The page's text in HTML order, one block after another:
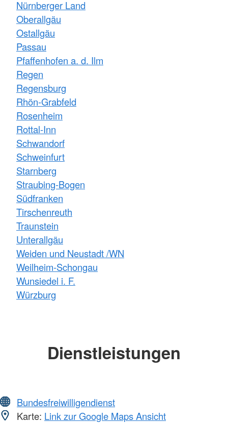
Nürnberger Land
Oberallgäu
Ostallgäu
Passau
Pfaffenhofen a. d. Ilm
Regen
Regensburg
Rhön-Grabfeld
Rosenheim
Rottal-Inn
Schwandorf
Schweinfurt
Starnberg
Straubing-Bogen
Südfranken
Tirschenreuth
Traunstein
Unterallgäu
Weiden und Neustadt /WN
Weilheim-Schongau
Wunsiedel i. F.
Würzburg
Dienstleistungen
Bundesfreiwilligendienst
Karte: Link zur Google Maps Ansicht